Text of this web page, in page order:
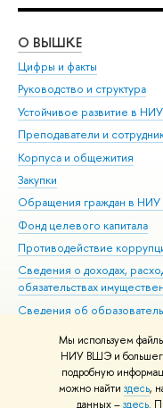
Мы используем
НИУ ВШЭ и большего
подробную
можно найти здесь,
данных –здесь.
О ВЫШКЕ
Цифры и факты
Руководство и структура
Устойчивое развитие в
Преподаватели и
Корпуса и общежития
Закупки
Обращения граждан в
Фонд целевого капитала
Противодействие
Сведения о доходах,
обязательствах
Сведения об
Людям с ограниченными
Единая платежная страница
Работа в Вышке